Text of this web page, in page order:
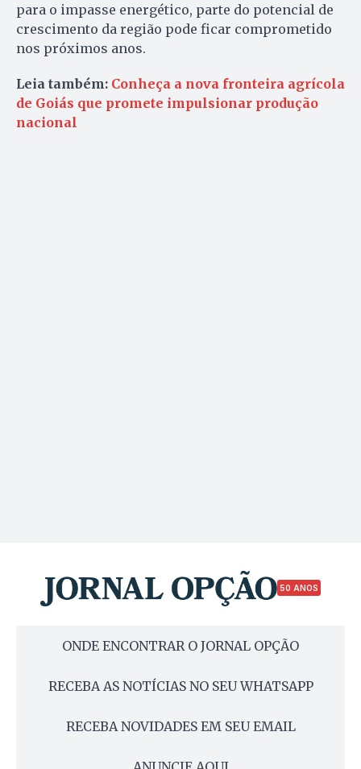
para o impasse energético, parte do potencial de
crescimento da região pode ficar comprometido
nos próximos anos.
Leia também: Conheça a nova fronteira agrícola
de Goiás que promete impulsionar produção
nacional
50 ANOS
ONDE ENCONTRAR O JORNAL OPÇÃO
RECEBA AS NOTÍCIAS NO SEU WHATSAPP
RECEBA NOVIDADES EM SEU EMAIL